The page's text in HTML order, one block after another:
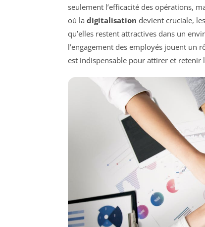
seulement l’efficacité des opérations,
où la digitalisation devient cruciale,
qu’elles restent attractives dans un
l’engagement des employés jouent un
est indispensable pour attirer et retenir